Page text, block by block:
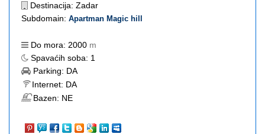
Destinacija: Zadar
Subdomain: Apartman Magic hill
Do mora: 2000 m
Spavaćih soba: 1
Parking: DA
Internet: DA
Bazen: NE